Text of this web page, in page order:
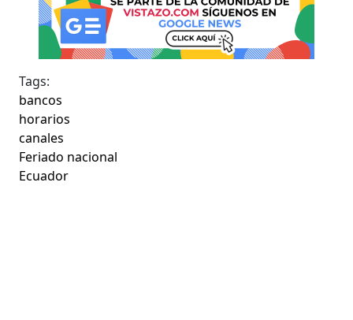
Tags:
bancos
horarios
canales
Feriado nacional
Ecuador